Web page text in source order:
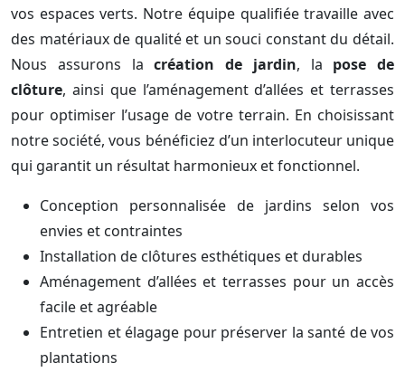
vos espaces verts. Notre équipe qualifiée travaille avec
des matériaux de qualité et un souci constant du détail.
Nous assurons lacréation de jardin, la pose de
clôture, ainsi que l’aménagement d’allées et terrasses
pour optimiser l’usage de votre terrain. En choisissant
notre société, vous bénéficiez d’un interlocuteur unique
qui garantit un résultat harmonieux et fonctionnel.
Conception personnalisée de jardins selon vos
envies et contraintes
Installation de clôtures esthétiques et durables
Aménagement d’allées et terrasses pour un accès
facile et agréable
Entretien et élagage pour préserver la santé de vos
plantations